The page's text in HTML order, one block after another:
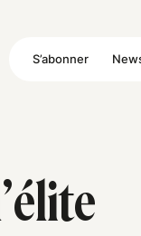
S’abonner